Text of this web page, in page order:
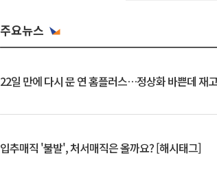
주요뉴스
22일 만에 다시 문 연 홈플러스…정상화 바쁜데 재
입추매직 '불발', 처서매직은 올까요? [해시태그]